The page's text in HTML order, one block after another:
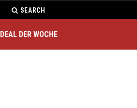
SEARCH
DEAL DER WOCHE